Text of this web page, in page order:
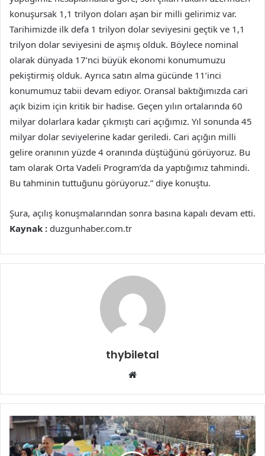
konuşursak 1,1 trilyon doları aşan bir milli gelirimiz var.
Tarihimizde ilk defa 1 trilyon dolar seviyesini geçtik ve 1,1
trilyon dolar seviyesini de aşmış olduk. Böylece nominal
olarak dünyada 17’nci büyük ekonomi konumumuzu
pekiştirmiş olduk. Ayrıca satın alma gücünde 11’inci
konumumuz tabii devam ediyor. Oransal baktığımızda cari
açık bizim için kritik bir hadise. Geçen yılın ortalarında 60
milyar dolarlara kadar çıkmıştı cari açığımız. Yıl sonunda 45
milyar dolar seviyelerine kadar geriledi. Cari açığın milli
gelire oranının yüzde 4 oranında düştüğünü görüyoruz. Bu
tam olarak Orta Vadeli Program’da da yaptığımız tahmindi.
Bu tahminin tuttuğunu görüyoruz.” diye konuştu.
Şura, açılış konuşmalarından sonra basına kapalı devam etti.
Kaynak : duzgunhaber.com.tr
thybiletal
Web